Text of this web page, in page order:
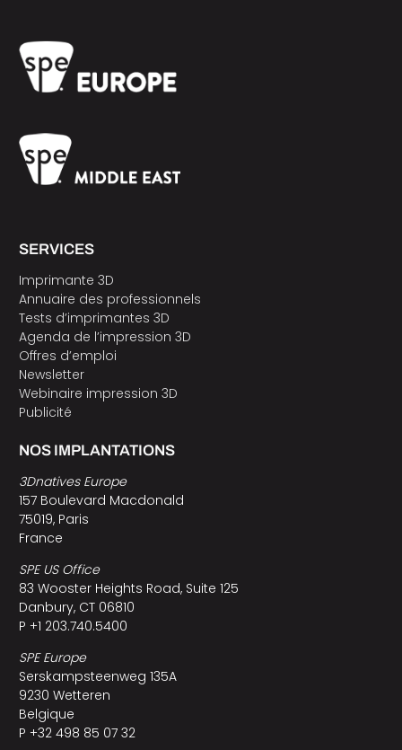
SERVICES
Imprimante 3D
Annuaire des professionnels
Tests d’imprimantes 3D
Agenda de l’impression 3D
Offres d’emploi
Newsletter
Webinaire impression 3D
Publicité
NOS IMPLANTATIONS
3Dnatives Europe
157 Boulevard Macdonald
75019, Paris
France
SPE US Office
83 Wooster Heights Road, Suite 125
Danbury, CT 06810
P +1 203.740.5400
SPE Europe
Serskampsteenweg 135A
9230 Wetteren
Belgique
P +32 498 85 07 32